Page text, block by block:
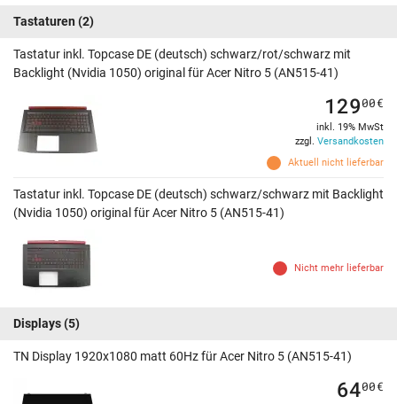
Tastaturen (2)
Tastatur inkl. Topcase DE (deutsch) schwarz/rot/schwarz mit
Backlight (Nvidia 1050) original für Acer Nitro 5 (AN515-41)
Aktuell nicht lieferbar
12900€
inkl. 19% MwSt
zzgl. Versandkosten
Tastatur inkl. Topcase DE (deutsch) schwarz/schwarz mit Backlight
(Nvidia 1050) original für Acer Nitro 5 (AN515-41)
Nicht mehr lieferbar
Displays(5)
TN Display 1920x1080 matt 60Hz für Acer Nitro 5 (AN515-41)
6400€